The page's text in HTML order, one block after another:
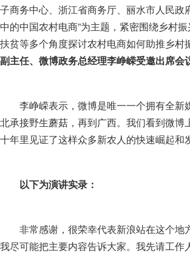
子商务中心、浙江省商务厅、丽水市人民
中的中国农村电商”为主题，紧密围绕乡村
扶贫等多个角度探讨农村电商如何助推乡
副主任、微博政务总经理李峥嵘受邀出席会
李峥嵘表示，微博是唯一一个拥有全
北承接野生蘑菇，再到广西。我们看到微
十年里见证了这样众多新农人的快速崛起和
以下为演讲实录：
非常感谢，很荣幸代表新浪站在这个
我尽可能把主要内容告诉大家。我先请工作